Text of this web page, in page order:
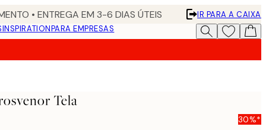
• ENTREGA EM 3-6 DIAS ÚTEIS
IR PARA A CAIXA
INSPIRATIONPARA EMPRESAS
Tela
30%*